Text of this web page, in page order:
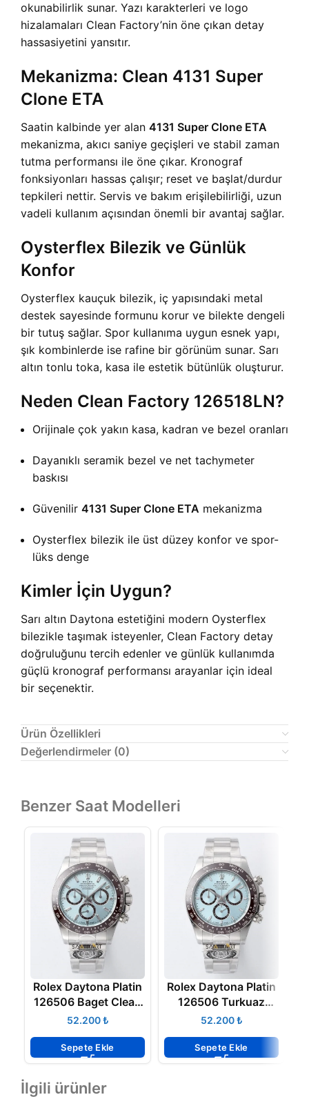
okunabilirlik sunar. Yazı karakterleri ve logo
hizalamaları Clean Factory’nin öne çıkan detay
hassasiyetini yansıtır.
Mekanizma: Clean 4131 Super
Clone ETA
Saatin kalbinde yer alan 4131 Super Clone ETA
mekanizma, akıcı saniye geçişleri ve stabil zaman
tutma performansı ile öne çıkar. Kronograf
fonksiyonları hassas çalışır; reset ve başlat/durdur
tepkileri nettir. Servis ve bakım erişilebilirliği, uzun
vadeli kullanım açısından önemli bir avantaj sağlar.
Oysterflex Bilezik ve Günlük
Konfor
Oysterflex kauçuk bilezik, iç yapısındaki metal
destek sayesinde formunu korur ve bilekte dengeli
bir tutuş sağlar. Spor kullanıma uygun esnek yapı,
şık kombinlerde ise rafine bir görünüm sunar. Sarı
altın tonlu toka, kasa ile estetik bütünlük oluşturur.
Neden Clean Factory 126518LN?
Orijinale çok yakın kasa, kadran ve bezel oranları
Dayanıklı seramik bezel ve net tachymeter
baskısı
Güvenilir 4131 Super Clone ETA mekanizma
Oysterflex bilezik ile üst düzey konfor ve spor-
lüks denge
Kimler İçin Uygun?
Sarı altın Daytona estetiğini modern Oysterflex
bilezikle taşımak isteyenler, Clean Factory detay
doğruluğunu tercih edenler ve günlük kullanımda
güçlü kronograf performansı arayanlar için ideal
bir seçenektir.
Ürün Özellikleri
Değerlendirmeler (0)
Benzer Saat Modelleri
Rolex Daytona Platin
126506 Baget Clean
Factory 4131 Super
₺
Sepete Ekle
Rolex Daytona Platin
126506 Turkuaz
Clean Factory 4131
₺
Sepete Ekle
İlgili ürünler